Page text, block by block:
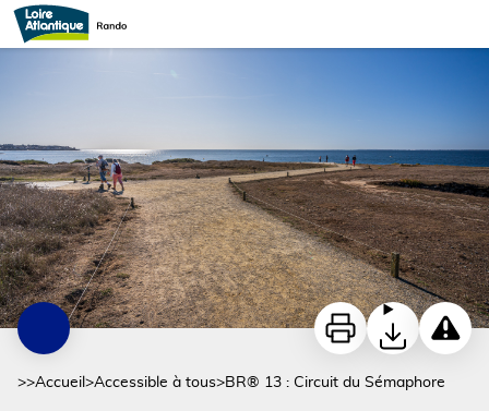
BR® 13 : Circuit du Sémaphore
La pointe Saint-Gildas_1 - Stéphane Grossin
ImprimerTélécharger
>>Accueil >Accessible à tous>BR® 13 : Circuit du Sémaphore